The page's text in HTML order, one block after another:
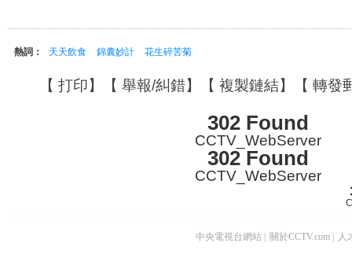
熱詞： 天天飲食 錦囊妙計 花生碎苦菊
【 打印】【 舉報/糾錯】【 複製鏈結】【 轉發
302 Found
CCTV_WebServer
302 Found
CCTV_WebServer
中央電視台網站 關於CCTV.com 人